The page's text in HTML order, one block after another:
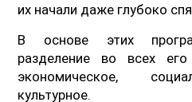
их начали даже глубоко
В основе этих
разделение во всех его
экономическое,
культурное.